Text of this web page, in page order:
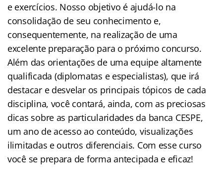
e exercícios. Nosso objetivo é ajudá-lo na
consolidação de seu conhecimento e,
consequentemente, na realização de uma
excelente preparação para o próximo concurso.
Além das orientações de uma equipe altamente
qualificada (diplomatas e especialistas), que irá
destacar e desvelar os principais tópicos de cada
disciplina, você contará, ainda, com as preciosas
dicas sobre as particularidades da banca CESPE,
um ano de acesso ao conteúdo, visualizações
ilimitadas e outros diferenciais. Com esse curso
você se prepara de forma antecipada e eficaz!